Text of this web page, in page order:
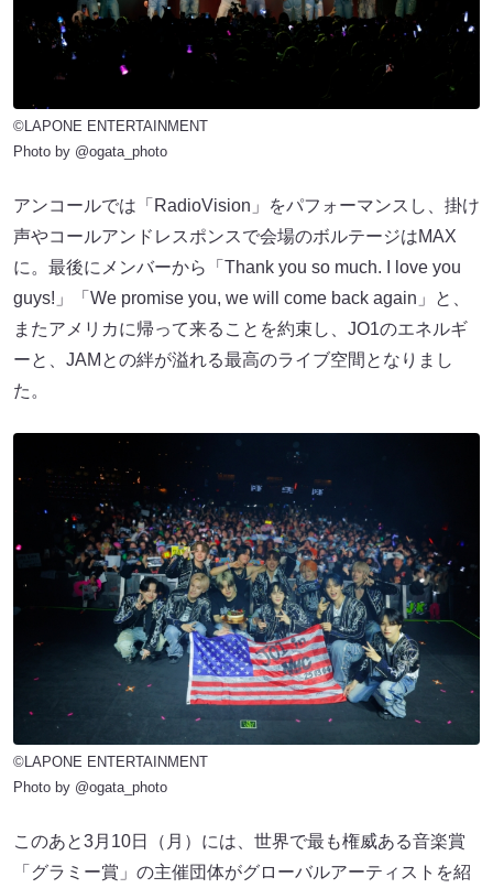
©LAPONE ENTERTAINMENT
Photo by @ogata_photo
アンコールでは「RadioVision」をパフォーマンスし、掛け
声やコールアンドレスポンスで会場のボルテージはMAX
に。最後にメンバーから「Thank you so much. I love you
guys!」「We promise you, we will come back again」と、
またアメリカに帰って来ることを約束し、JO1のエネルギ
ーと、JAMとの絆が溢れる最高のライブ空間となりまし
た。
©LAPONE ENTERTAINMENT
Photo by @ogata_photo
このあと3月10日（月）には、世界で最も権威ある音楽賞
「グラミー賞」の主催団体がグローバルアーティストを紹